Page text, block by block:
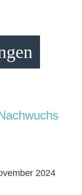
2024